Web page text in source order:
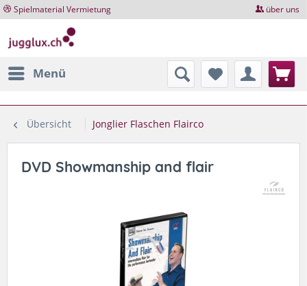
Spielmaterial Vermietung über uns
Menü
Übersicht Jonglier Flaschen Flairco
DVD Showmanship and flair